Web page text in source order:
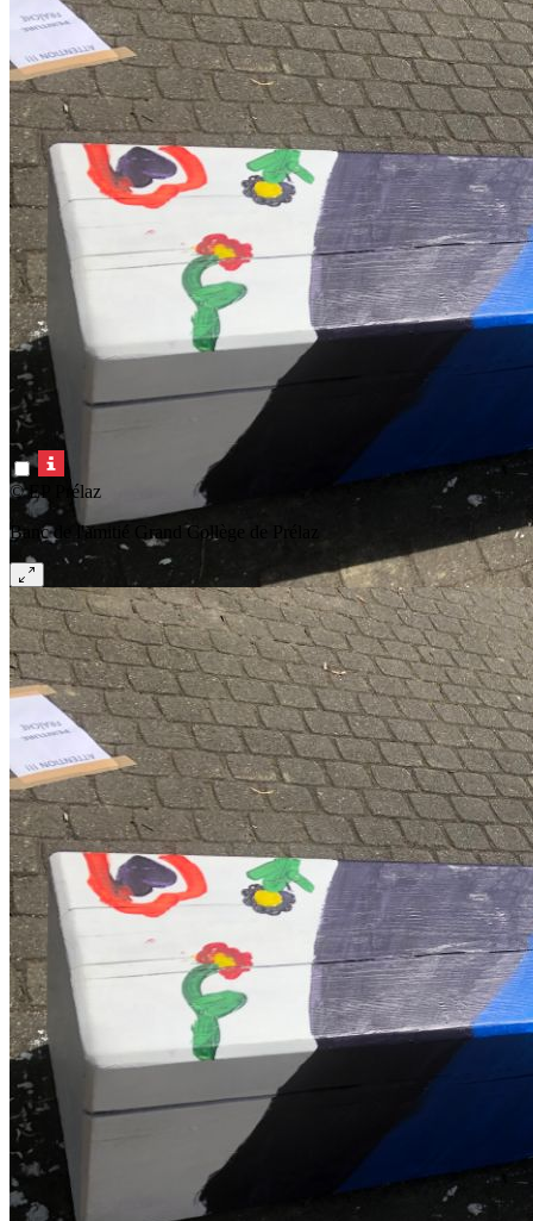
© EP Prélaz
Banc de l'amitié Grand Collège de Prélaz